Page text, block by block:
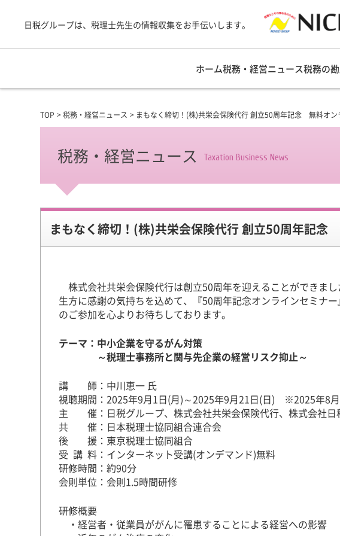
日税グループは、税理士先生の情報収集をお手伝いします。
ホーム税務・経営ニュース税務の
TOP 税務・経営ニュース まもなく締切！(株)共栄会保険代行 創立50周年記念 無料オン
税務・経営ニュース Taxation Business News
まもなく締切！(株)共栄会保険代行 創立50周年記念
株式会社共栄会保険代行は創立50周年を迎えることができま
生方に感謝の気持ちを込めて、『50周年記念オンラインセミナ
のご参加を心よりお待ちしております。
テーマ：中小企業を守るがん対策
～税理士事務所と関与先企業の経営リスク抑止～
講 師：中川恵一 氏
視聴期間：2025年9月1日(月)～2025年9月21日(日) ※2025年8
主 催：日税グループ、株式会社共栄会保険代行、株式会社日
共 催：日本税理士協同組合連合会
後 援：東京税理士協同組合
受 講 料：インターネット受講(オンデマンド)無料
研修時間：約90分
会則単位：会則1.5時間研修
研修概要
・経営者・従業員ががんに罹患することによる経営への影響